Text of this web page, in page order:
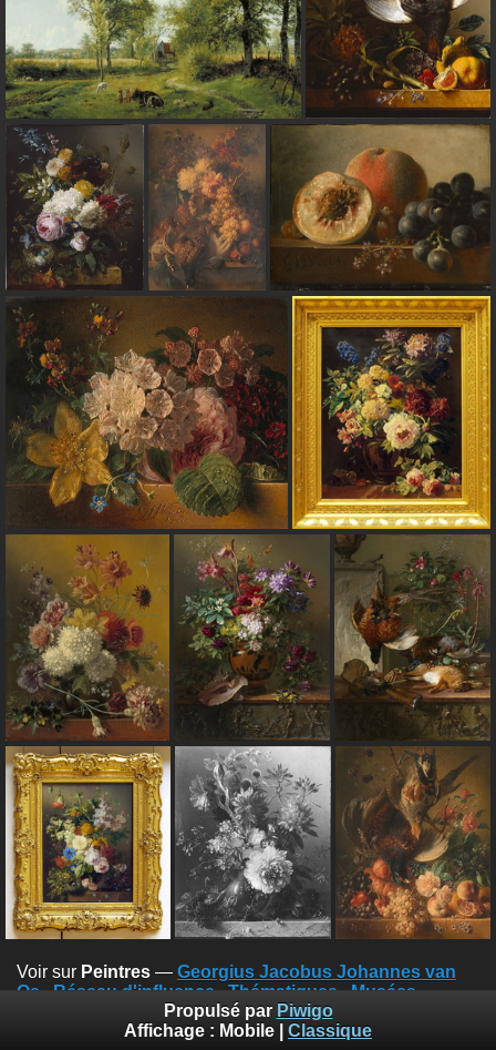
Voir sur Peintres — Georgius Jacobus Johannes van
Os
Réseau d'influence Thématiques
Musées
Propulsé par Piwigo
Affichage : Mobile Classique